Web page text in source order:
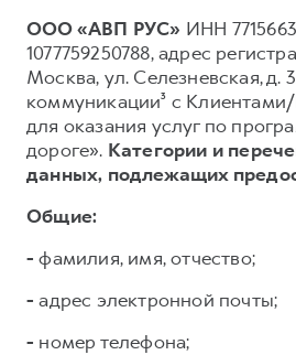
ООО «АВП РУС» ИНН
1077759250788, адрес
Москва, ул. Селезневская, д.
коммуникации³ с
для оказания услуг по
дороге». Категории и
данных, подлежащих
Общие:
- фамилия, имя, отчество;
- адрес электронной почты;
- номер телефона;